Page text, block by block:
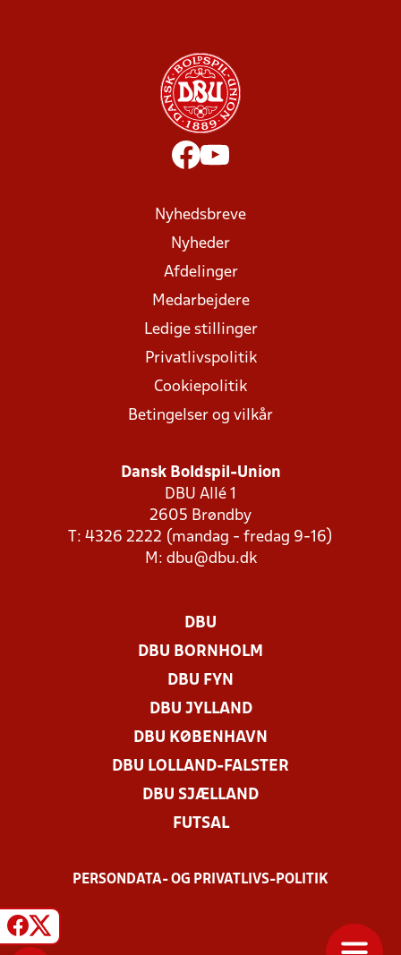
Nyhedsbreve
Nyheder
Afdelinger
Medarbejdere
Ledige stillinger
Privatlivspolitik
Cookiepolitik
Betingelser og vilkår
Dansk Boldspil-Union
DBU Allé 1
2605 Brøndby
T: 4326 2222 (mandag - fredag 9-16)
M: dbu@dbu.dk
DBU
DBU BORNHOLM
DBU FYN
DBU JYLLAND
DBU KØBENHAVN
DBU LOLLAND-FALSTER
DBU SJÆLLAND
FUTSAL
PERSONDATA- OG PRIVATLIVS-POLITIK